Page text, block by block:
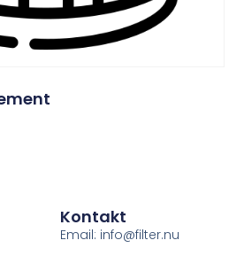
Kontakt
Email: info@filter.nu